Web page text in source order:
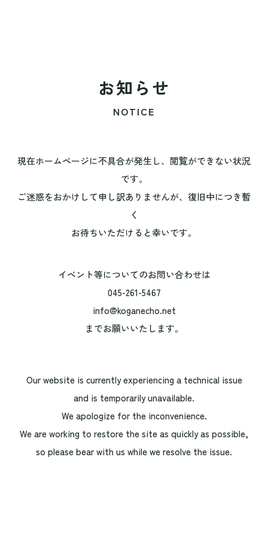
お知らせ
NOTICE
現在ホームページに不具合が発生し、閲覧ができない状況
です。
ご迷惑をおかけして申し訳ありませんが、復旧中につき暫
く
お待ちいただけると幸いです。
イベント等についてのお問い合わせは
045-261-5467
info@koganecho.net
までお願いいたします。
Our website is currently experiencing a technical issue
and is temporarily unavailable.
We apologize for the inconvenience.
We are working to restore the site as quickly as possible,
so please bear with us while we resolve the issue.